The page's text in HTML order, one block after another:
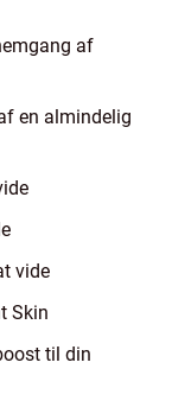
af
en almindelig
vide
Skin
til din